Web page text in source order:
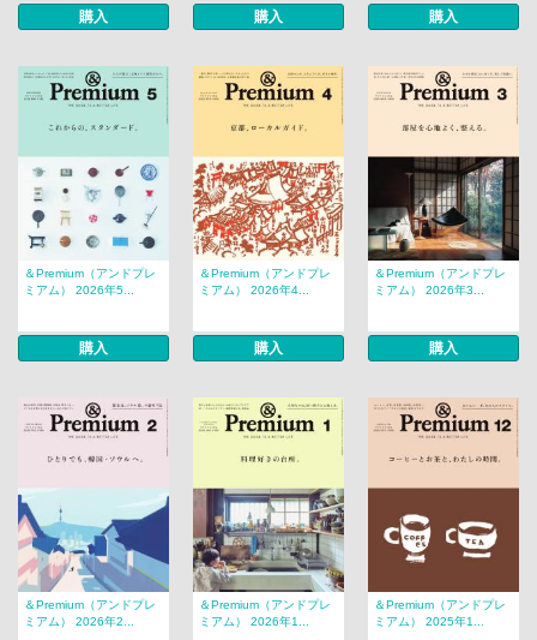
購入 購入 購入
＆Premium（アンドプレ
ミアム） 2026年5...
購入
＆Premium（アンドプレ
ミアム） 2026年4...
購入
＆Premium（アンドプレ
ミアム） 2026年3...
購入
＆Premium（アンドプレ
ミアム） 2026年2...
＆Premium（アンドプレ
ミアム） 2026年1...
＆Premium（アンドプレ
ミアム） 2025年1...